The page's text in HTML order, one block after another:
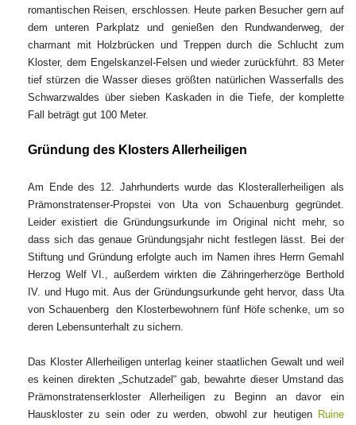
romantischen Reisen, erschlossen. Heute parken Besucher gern auf
dem unteren Parkplatz und genießen den Rundwanderweg, der
charmant mit Holzbrücken und Treppen durch die Schlucht zum
Kloster, dem Engelskanzel-Felsen und wieder zurückführt. 83 Meter
tief stürzen die Wasser dieses größten natürlichen Wasserfalls des
Schwarzwaldes über sieben Kaskaden in die Tiefe, der komplette
Fall beträgt gut 100 Meter.
Gründung des Klosters Allerheiligen
Am Ende des 12. Jahrhunderts wurde das Klosterallerheiligen als
Prämonstratenser-Propstei von Uta von Schauenburg gegründet.
Leider existiert die Gründungsurkunde im Original nicht mehr, so
dass sich das genaue Gründungsjahr nicht festlegen lässt. Bei der
Stiftung und Gründung erfolgte auch im Namen ihres Herrn Gemahl
Herzog Welf VI., außerdem wirkten die Zähringerherzöge Berthold
IV. und Hugo mit. Aus der Gründungsurkunde geht hervor, dass Uta
von Schauenberg den Klosterbewohnern fünf Höfe schenke, um so
deren Lebensunterhalt zu sichern.
Das Kloster Allerheiligen unterlag keiner staatlichen Gewalt und weil
es keinen direkten „Schutzadel“ gab, bewahrte dieser Umstand das
Prämonstratenserkloster Allerheiligen zu Beginn an davor ein
Hauskloster zu sein oder zu werden, obwohl zur heutigen Ruine